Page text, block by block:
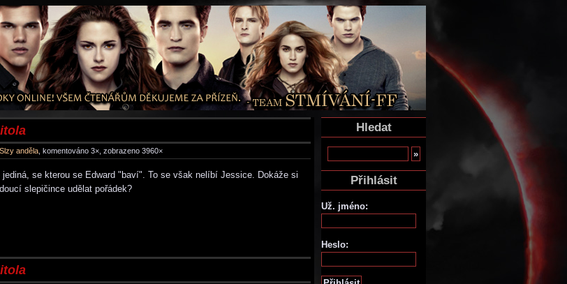
Slzy anděla , komentováno 3×, zobrazeno 3960×
jediná, se kterou se Edward "baví". To se však nelíbí Jessice. Dokáže si
slepičince udělat pořádek?
Hledat
Přihlásit
Už. jméno:
Heslo: